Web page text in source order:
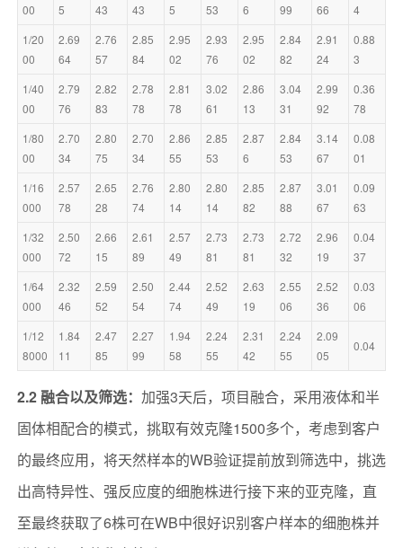
00
5
43
43
5
53
6
99
66
4
1/20
00
2.69
64
2.76
57
2.85
84
2.95
02
2.93
76
2.95
02
2.84
82
2.91
24
0.88
3
1/40
00
2.79
76
2.82
83
2.78
78
2.81
78
3.02
61
2.86
13
3.04
31
2.99
92
0.36
78
1/80
00
2.70
34
2.80
75
2.70
34
2.86
55
2.85
53
2.87
6
2.84
53
3.14
67
0.08
01
1/16
000
2.57
78
2.65
28
2.76
74
2.80
14
2.80
14
2.85
82
2.87
88
3.01
67
0.09
63
1/32
000
2.50
72
2.66
15
2.61
89
2.57
49
2.73
81
2.73
81
2.72
32
2.96
19
0.04
37
1/64
000
2.32
46
2.59
52
2.50
54
2.44
74
2.52
49
2.63
19
2.55
06
2.52
36
0.03
06
1/12
8000
1.84
11
2.47
85
2.27
99
1.94
58
2.24
55
2.31
42
2.24
55
2.09
05
0.04
2.2 融合以及筛选： 加强3天后，项目融合，采用液体和半
固体相配合的模式，挑取有效克隆1500多个，考虑到客户
的最终应用，将天然样本的WB验证提前放到筛选中，挑选
出高特异性、强反应度的细胞株进行接下来的亚克隆，直
至最终获取了6株可在WB中很好识别客户样本的细胞株并